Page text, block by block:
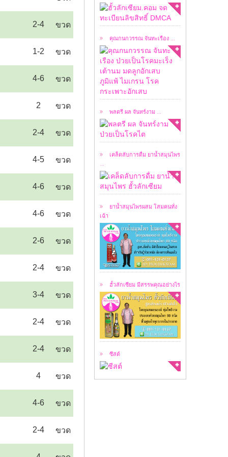
2-4 ขวด
1-2 ขวด
4-6 ขวด
2 ขวด
2-4 ขวด
4-5 ขวด
4-6 ขวด
4-6 ขวด
2-6 ขวด
2-4 ขวด
3-4 ขวด
2-4 ขวด
2-4 ขวด
4 ขวด
4-6 ขวด
2-4 ขวด
คุณกนกวรรณ จันทะเรือง ...
เคสผู้ป่วยวันนี้ ผมขอ
อนุญาตให้ชมคลิปการ
สัมภาษณ์ ...
พลตรี ผล จันทร์งาม ...
เคสผู้ป่วยวันนี้ ผมขอ
อนุญาตให้ชมคลิปการ
สัมภาษณ์ ...
เคล็ดลับการดื่ม ยาน้ำสมุนไพร
...
เคล็ดลับในการดื่มยา
น้ำสมุนไพร ฮั้วลักเซียม
ยาน้ำสมุนไพรผสม โสมคนทั่ง
เฉ้า
หลังจากที่ ยาน้ำ
สมุนไพร ฮั้วลักเซียม
ฮั้วลักเซียม มีสรรพคุณอย่างไร
ฮั้วลักเซียม คือ
สมุนไพร 99 ชนิด ...
ซีสต์
สาเหตุของการเกิดซีสต์
ซีสต์ คือ ...